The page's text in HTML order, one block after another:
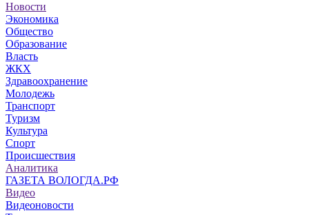
Новости
Экономика
Общество
Образование
Власть
ЖКХ
Здравоохранение
Молодежь
Транспорт
Туризм
Культура
Спорт
Происшествия
Аналитика
ГАЗЕТА ВОЛОГДА.РФ
Видео
Видеоновости